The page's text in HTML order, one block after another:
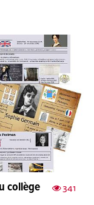
341
collège